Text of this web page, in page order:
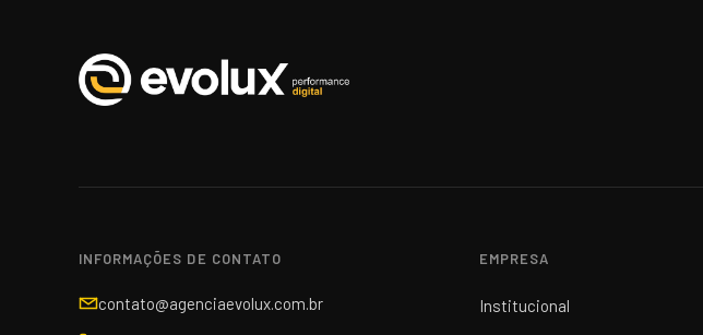
INFORMAÇÕES DE CONTATO
contato@agenciaevolux.com.br
EMPRESA
Institucional